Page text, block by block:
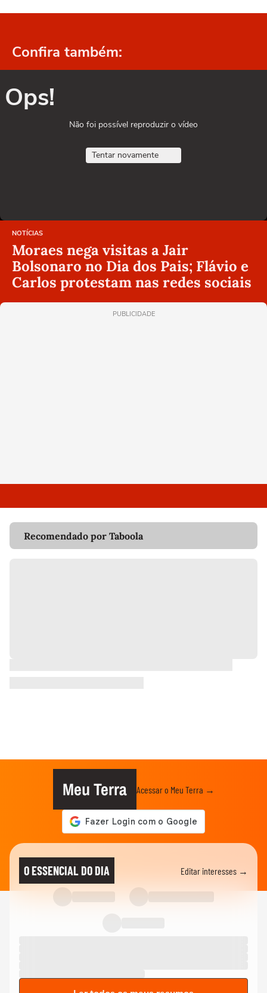
Confira também:
Ops!
Não foi possível reproduzir o vídeo
Tentar novamente
NOTÍCIAS
Moraes nega visitas a Jair
Bolsonaro no Dia dos Pais; Flávio e
Carlos protestam nas redes sociais
PUBLICIDADE
Recomendado por Taboola
Meu Terra Acessar o Meu Terra →
O ESSENCIAL DO DIA Editar interesses →